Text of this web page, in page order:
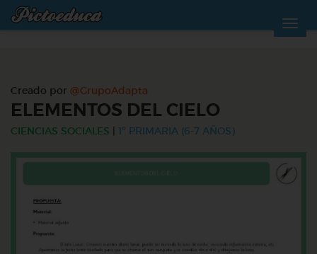
Creado por @GrupoAdapta
ELEMENTOS DEL CIELO
CIENCIAS SOCIALES 1º PRIMARIA (6-7 AÑOS)